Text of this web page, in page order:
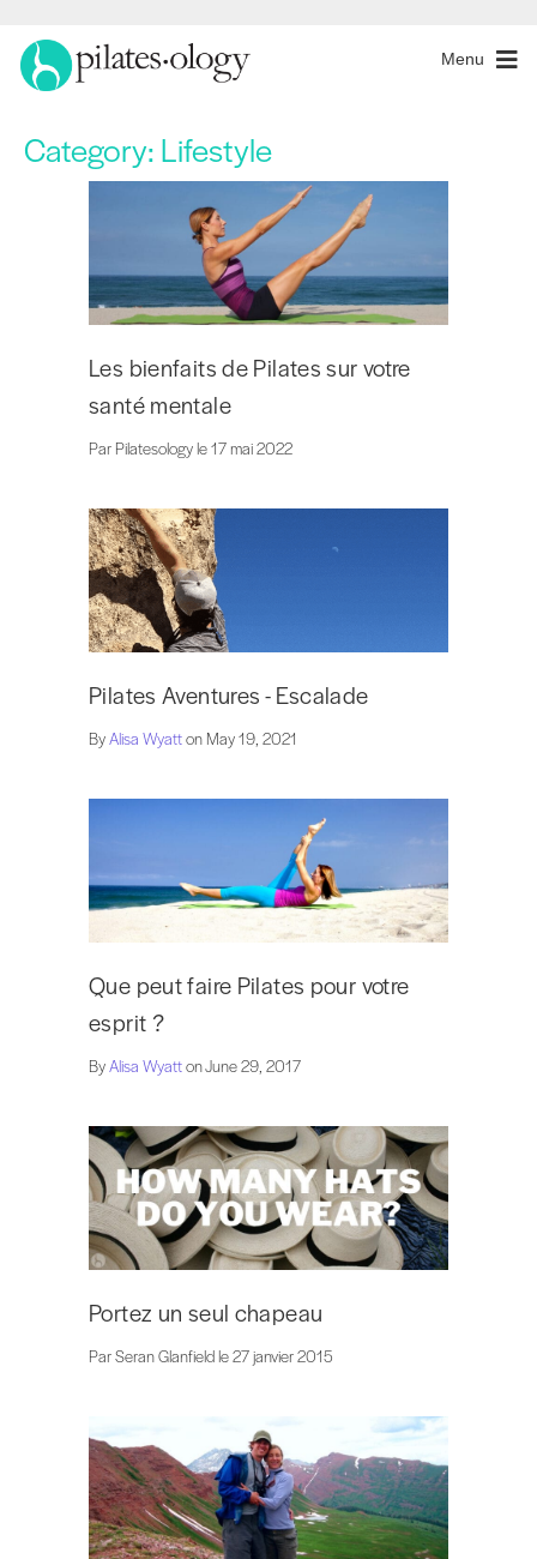
Menu
Category:Lifestyle
Les bienfaits de Pilates sur votre
santé mentale
Par Pilatesology le 17 mai 2022
Pilates Aventures - Escalade
ByAlisa Wyatton May 19, 2021
Que peut faire Pilates pour votre
esprit ?
ByAlisa Wyatton June 29, 2017
Portez un seul chapeau
Par Seran Glanfield le 27 janvier 2015